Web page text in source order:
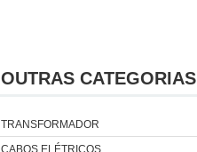
OUTRAS CATEGORIAS
TRANSFORMADOR